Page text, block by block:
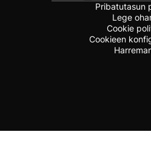
Pribatutasun
Lege
Cookie
Cookieen